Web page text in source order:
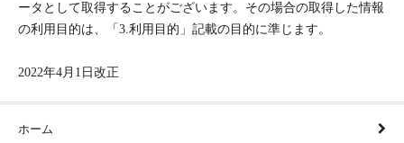
ータとして取得することがございます。その場合の取得した情報
の利用目的は、「3.利用目的」記載の目的に準じます。
2022年4月1日改正
ホーム